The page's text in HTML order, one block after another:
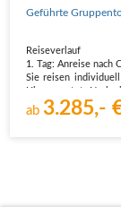
Geführte
Reiseverlauf
1. Tag: Anreise nach
Sie reisen
am späten
2. Tag: Canterbury
ab 3.285,-